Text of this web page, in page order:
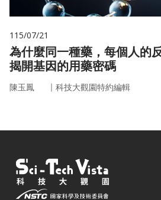
115/07/21
為什麼同一種藥，每個人
揭開基因的用藥密碼
陳玉鳳 ｜ 科技大觀園特約編輯